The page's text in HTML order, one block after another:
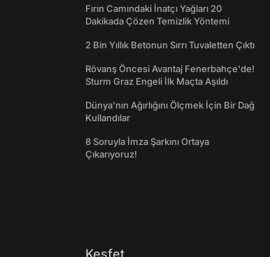
Fırın Camındaki İnatçı Yağları 20
Dakikada Çözen Temizlik Yöntemi
2 Bin Yıllık Betonun Sırrı Tuvaletten Çıktı
Rövanş Öncesi Avantaj Fenerbahçe'de!
Sturm Graz Engeli İlk Maçta Aşıldı
Dünya’nın Ağırlığını Ölçmek İçin Bir Dağ
Kullandılar
8 Soruyla İmza Şarkını Ortaya
Çıkarıyoruz!